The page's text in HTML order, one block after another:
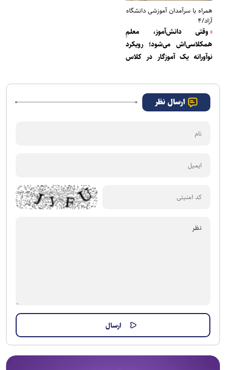
همراه با سر‌آمدان آموزشی دانشگاه
آزاد/۴
وقتی دانش‌آموز، معلمِ
همکلاسی‌اش می‌شود؛ رویکرد
نوآورانه یک آموزگار در کلاس
ارسال نظر